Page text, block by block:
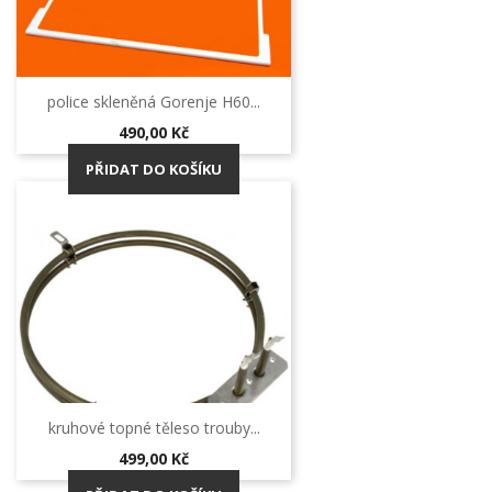
police skleněná Gorenje H60...
Cena
490,00 Kč
PŘIDAT DO KOŠÍKU
kruhové topné těleso trouby...
Cena
499,00 Kč